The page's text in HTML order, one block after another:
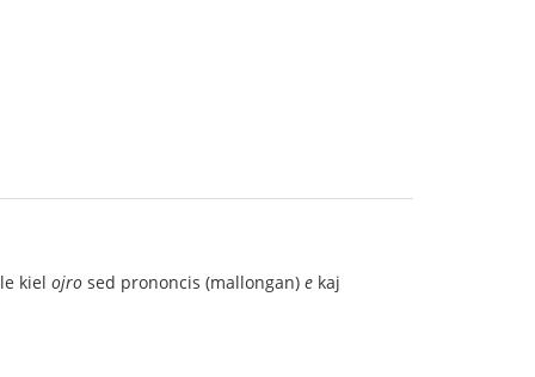
kiel ojro sed prononcis (mallongan) e kaj